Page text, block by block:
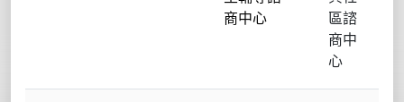
商中心
區諮
商中
心